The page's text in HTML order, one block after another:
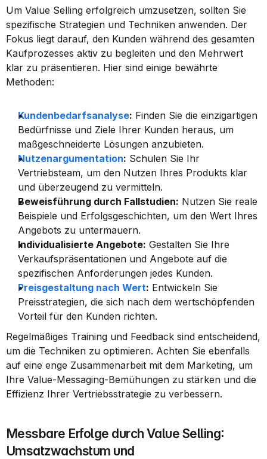
Um Value Selling erfolgreich umzusetzen, sollten Sie
spezifische Strategien und Techniken anwenden. Der
Fokus liegt darauf, den Kunden während des gesamten
Kaufprozesses aktiv zu begleiten und den Mehrwert
klar zu präsentieren. Hier sind einige bewährte
Methoden:
Kundenbedarfsanalyse: Finden Sie die einzigartigen
Bedürfnisse und Ziele Ihrer Kunden heraus, um
maßgeschneiderte Lösungen anzubieten.
Nutzenargumentation: Schulen Sie Ihr
Vertriebsteam, um den Nutzen Ihres Produkts klar
und überzeugend zu vermitteln.
Beweisführung durch Fallstudien: Nutzen Sie reale
Beispiele und Erfolgsgeschichten, um den Wert Ihres
Angebots zu untermauern.
Individualisierte Angebote: Gestalten Sie Ihre
Verkaufspräsentationen und Angebote auf die
spezifischen Anforderungen jedes Kunden.
Preisgestaltung nach Wert: Entwickeln Sie
Preisstrategien, die sich nach dem wertschöpfenden
Vorteil für den Kunden richten.
Regelmäßiges Training und Feedback sind entscheidend,
um die Techniken zu optimieren. Achten Sie ebenfalls
auf eine enge Zusammenarbeit mit dem Marketing, um
Ihre Value-Messaging-Bemühungen zu stärken und die
Effizienz Ihrer Vertriebsstrategie zu verbessern.
Messbare Erfolge durch Value Selling:
Umsatzwachstum und